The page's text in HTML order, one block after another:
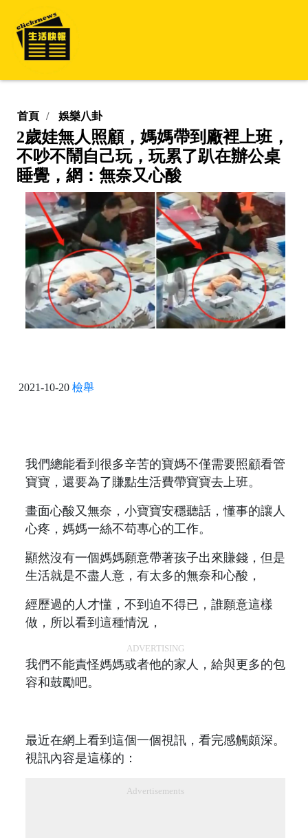
首頁 娛樂八卦
2歲娃無人照顧，媽媽帶到廠裡上班，
不吵不鬧自己玩，玩累了趴在辦公桌
睡覺，網：無奈又心酸
2021-10-20 檢舉
我們總能看到很多辛苦的寶媽不僅需要照顧看管
寶寶，還要為了賺點生活費帶寶寶去上班。
畫面心酸又無奈，小寶寶安穩聽話，懂事的讓人
心疼，媽媽一絲不苟專心的工作。
顯然沒有一個媽媽願意帶著孩子出來賺錢，但是
生活就是不盡人意，有太多的無奈和心酸，
經歷過的人才懂，不到迫不得已，誰願意這樣
做，所以看到這種情況，
ADVERTISING
我們不能責怪媽媽或者他的家人，給與更多的包
容和鼓勵吧。
最近在網上看到這個一個視訊，看完感觸頗深。
視訊內容是這樣的：
Advertisements